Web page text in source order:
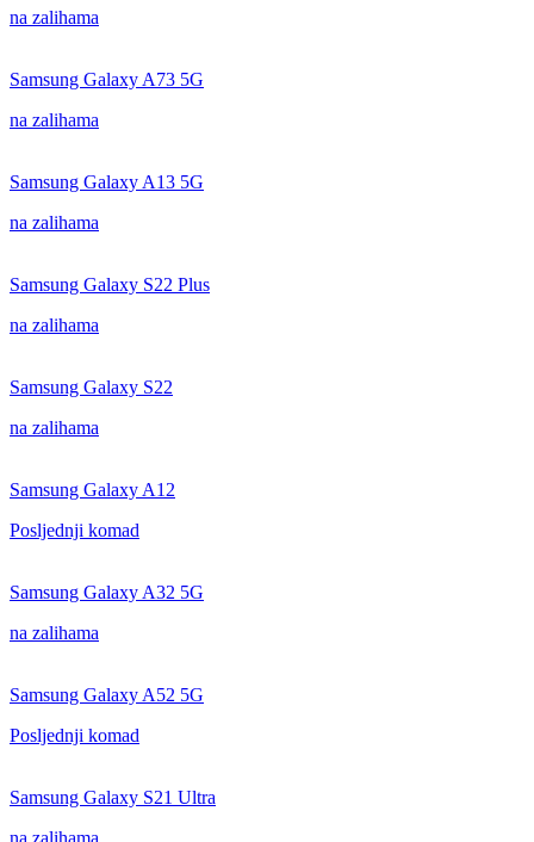
na zalihama
Samsung Galaxy A73 5G
na zalihama
Samsung Galaxy A13 5G
na zalihama
Samsung Galaxy S22 Plus
na zalihama
Samsung Galaxy S22
na zalihama
Samsung Galaxy A12
Posljednji komad
Samsung Galaxy A32 5G
na zalihama
Samsung Galaxy A52 5G
Posljednji komad
Samsung Galaxy S21 Ultra
na zalihama